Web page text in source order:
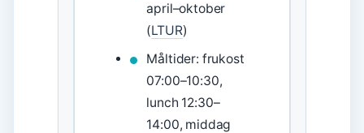
april–oktober
(LTUR)
Måltider: frukost
07:00–10:30,
lunch 12:30–
14:00, middag